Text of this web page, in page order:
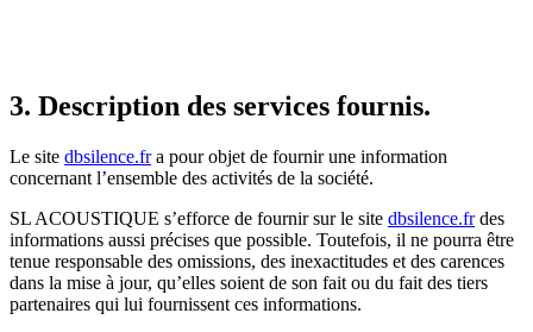
3. Description des services fournis.
Le site dbsilence.fra pour objet de fournir une information
concernant l’ensemble des activités de la société.
SL ACOUSTIQUE s’efforce de fournir sur le site dbsilence.frdes
informations aussi précises que possible. Toutefois, il ne pourra être
tenue responsable des omissions, des inexactitudes et des carences
dans la mise à jour, qu’elles soient de son fait ou du fait des tiers
partenaires qui lui fournissent ces informations.